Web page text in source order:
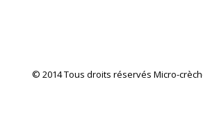
© 2014 Tous droits réservés Micro-